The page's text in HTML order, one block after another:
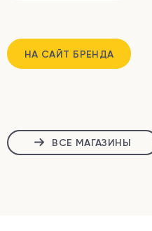
НА САЙТ БРЕНДА
ВСЕ МАГАЗИНЫ